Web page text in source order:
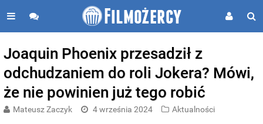
Joaquin Phoenix przesadził z
odchudzaniem do roli Jokera? Mówi,
że nie powinien już tego robić
Mateusz Zaczyk 4 września 2024 Aktualności